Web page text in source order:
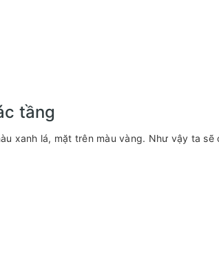
tầng
xanh lá, mặt trên màu vàng. Như vậy ta